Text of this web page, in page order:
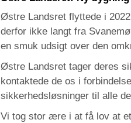
Østre Landsret flyttede i
derfor ikke langt fra
en smuk udsigt over den
Østre Landsret tager deres
kontaktede de os i
sikkerhedsløsninger til alle
Vi tog stor ære i at få lov at